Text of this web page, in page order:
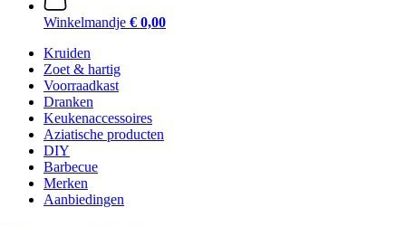
Winkelmandje € 0,00
Kruiden
Zoet & hartig
Voorraadkast
Dranken
Keukenaccessoires
Aziatische producten
DIY
Barbecue
Merken
Aanbiedingen